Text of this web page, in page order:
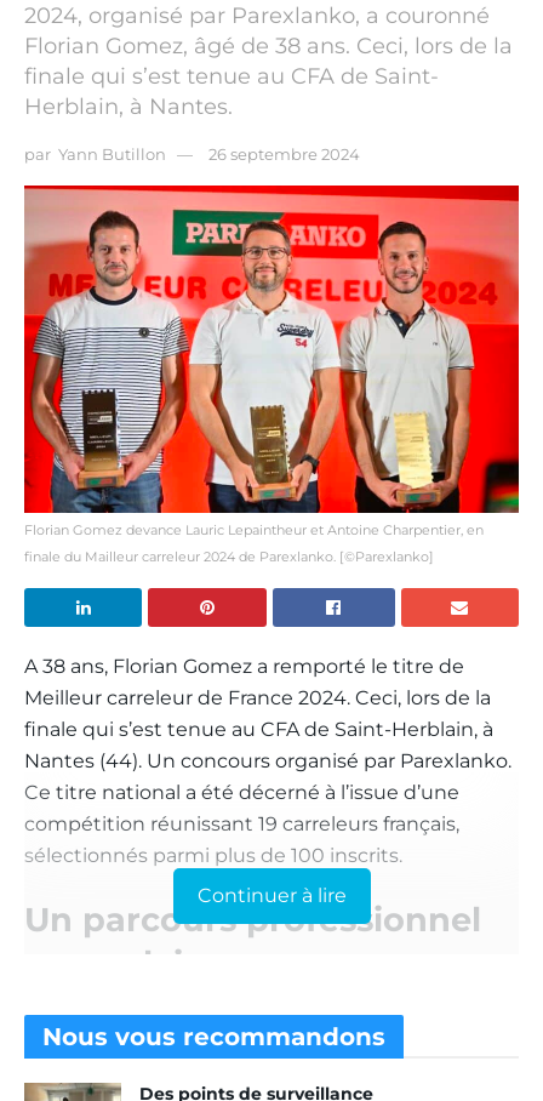
2024, organisé par Parexlanko, a couronné
Florian Gomez, âgé de 38 ans. Ceci, lors de la
finale qui s’est tenue au CFA de Saint-
Herblain, à Nantes.
par Yann Butillon 26 septembre 2024
Florian Gomez devance Lauric Lepaintheur et Antoine Charpentier, en
finale du Mailleur carreleur 2024 de Parexlanko. [©Parexlanko]
A 38 ans, Florian Gomez a remporté le titre de
Meilleur carreleur de France 2024. Ceci, lors de la
finale qui s’est tenue au CFA de Saint-Herblain, à
Nantes (44). Un concours organisé par Parexlanko.
Ce titre national a été décerné à l’issue d’une
compétition réunissant 19 carreleurs français,
sélectionnés parmi plus de 100 inscrits.
Un parcours professionnel
exemplaire
Avec 20 ans d’expérience, dont 4 années en
apprentissage (CAP/BP), Florian Gomez s’est
distingué par sa passion et sa maîtrise de
Continuer à lire
Nous vous recommandons
Des points de surveillance